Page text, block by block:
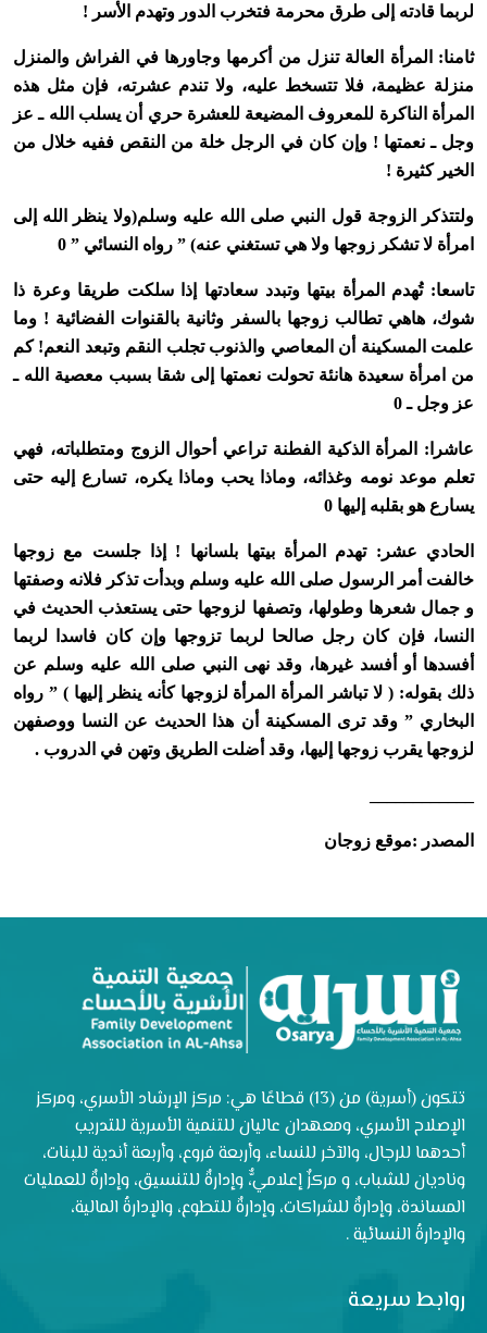
لربما قادته إلى طرق محرمة فتخرب الدور وتهدم الأسر !
ثامنا: المرأة العالة تنزل من أكرمها وجاورها في الفراش والمنزل
منزلة عظيمة، فلا تتسخط عليه، ولا تندم عشرته، فإن مثل هذه
المرأة الناكرة للمعروف المضيعة للعشرة حري أن يسلب الله ـ عز
وجل ـ نعمتها ! وإن كان في الرجل خلة من النقص ففيه خلال من
الخير كثيرة !
ولتتذكر الزوجة قول النبي صلى الله عليه وسلم(ولا ينظر الله إلى
امرأة لا تشكر زوجها ولا هي تستغني عنه) ” رواه النسائي ” 0
تاسعا: تُهدم المرأة بيتها وتبدد سعادتها إذا سلكت طريقا وعرة ذا
شوك، هاهي تطالب زوجها بالسفر وثانية بالقنوات الفضائية ! وما
علمت المسكينة أن المعاصي والذنوب تجلب النقم وتبعد النعم! كم
من امرأة سعيدة هانئة تحولت نعمتها إلى شقا بسبب معصية الله ـ
عز وجل ـ 0
عاشرا: المرأة الذكية الفطنة تراعي أحوال الزوج ومتطلباته، فهي
تعلم موعد نومه وغذائه، وماذا يحب وماذا يكره، تسارع إليه حتى
يسارع هو بقلبه إليها 0
الحادي عشر: تهدم المرأة بيتها بلسانها ! إذا جلست مع زوجها
خالفت أمر الرسول صلى الله عليه وسلم وبدأت تذكر فلانه وصفتها
و جمال شعرها وطولها، وتصفها لزوجها حتى يستعذب الحديث في
النسا، فإن كان رجل صالحا لربما تزوجها وإن كان فاسدا لربما
أفسدها أو أفسد غيرها، وقد نهى النبي صلى الله عليه وسلم عن
ذلك بقوله: ( لا تباشر المرأة المرأة لزوجها كأنه ينظر إليها ) ” رواه
البخاري ” وقد ترى المسكينة أن هذا الحديث عن النسا ووصفهن
لزوجها يقرب زوجها إليها، وقد أضلت الطريق وتهن في الدروب .
المصدر :موقع زوجان
تتكون (أسرية) من (13) قطاعًا هي: مركز الإرشاد الأسري، ومركز
الإصلاح الأسري، ومعهدان عاليان للتنمية الأسرية للتدريب
أحدهما للرجال، والآخر للنساء، وأربعة فروع، وأربعة أندية للبنات،
وناديان للشباب، و مركزٌ إعلاميٌّ، وإدارةٌ للتنسيق، وإدارةٌ للعمليات
المساندة، وإدارةٌ للشراكات، وإدارةٌ للتطوع، والإدارةُ المالية،
والإدارةُ النسائية .
روابط سريعة